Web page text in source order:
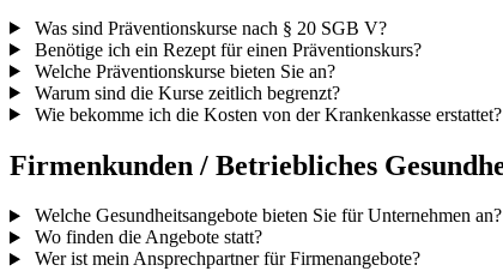
Was sind Präventionskurse nach § 20 SGB V?
Benötige ich ein Rezept für einen Präventionskurs?
Welche Präventionskurse bieten Sie an?
Warum sind die Kurse zeitlich begrenzt?
Wie bekomme ich die Kosten von der Krankenkasse erstattet?
Firmenkunden / Betriebliches
Welche Gesundheits­angebote bieten Sie für Unternehmen an?
Wo finden die Angebote statt?
Wer ist mein Ansprechpartner für Firmenangebote?